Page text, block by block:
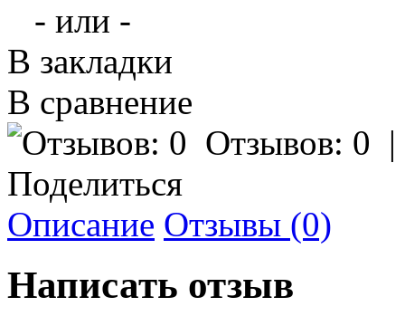
- или -
В закладки
В сравнение
Отзывов: 0
Поделиться
Описание Отзывы (0)
Написать отзыв